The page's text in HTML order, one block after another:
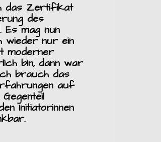
das Zertifikat
des
Es mag nun
wieder nur ein
moderner
bin, dann war
brauch das
auf
Initiatorinnen